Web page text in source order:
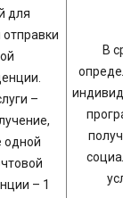
для
–
одной
– 1
В